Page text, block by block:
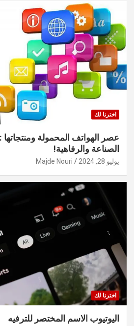
اخترنا لك
عصر الهواتف المحمولة
الصناعة والرفاهية!
يوليو 28, 2024 Majde Nouri
اخترنا لك
اليوتيوب الاسم المختصر للترفيه